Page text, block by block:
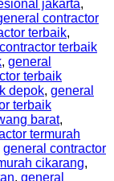
jakarta,
contractor
terbaik,
terbaik
, general
terbaik
depok, general
terbaik
barat,
termurah
general contractor
cikarang,
, general